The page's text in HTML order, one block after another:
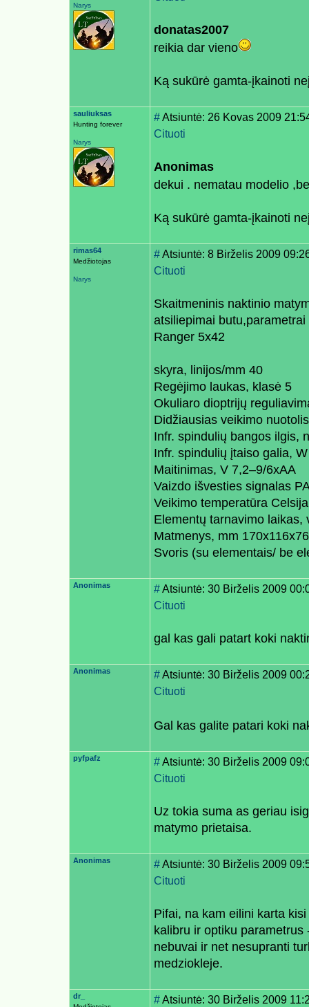
Narys
donatas2007
reikia dar vieno
Ką sukūrė gamta-įkainoti
sauliuksas
Hunting forever
Narys
#Atsiuntė: 26 Kovas 2009
Cituoti
Anonimas
dekui . nematau modelio
Ką sukūrė gamta-įkainoti
rimas64
Medžiotojas
Narys
#Atsiuntė: 8 Birželis 2009
Cituoti
Skaitmeninis naktinio
atsiliepimai
Ranger 5x42
skyra, linijos/mm 40
Regėjimo laukas, klasė 5
Okuliaro dioptrijų
Didžiausias veikimo
Infr. spindulių bangos ilgis,
Infr. spindulių įtaiso galia,
Maitinimas, V 7,2–9/6xAA
Vaizdo išvesties signalas
Veikimo temperatūra
Elementų tarnavimo laikas,
Matmenys, mm 170x116x76
Svoris (su elementais/ be
Anonimas #Atsiuntė: 30 Birželis 2009
Cituoti
gal kas gali patart koki
Anonimas #Atsiuntė: 30 Birželis 2009
Cituoti
Gal kas galite patari koki
pyfpafz #Atsiuntė: 30 Birželis 2009
Cituoti
Uz tokia suma as geriau
matymo prietaisa.
Anonimas #Atsiuntė: 30 Birželis 2009
Cituoti
Pifai, na kam eilini karta
kalibru ir optiku
nebuvai ir net nesupranti
medziokleje.
dr_ #Atsiuntė: 30 Birželis 2009